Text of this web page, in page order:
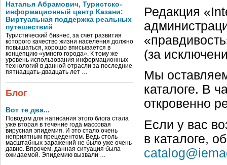
Наталья Абрамович, Туристско-
информационный центр Казани:
Виртуальная поддержка реальных
путешествий
Туристический бизнес, за счет развития
которого качество жизни населения должно
повышаться, хорошо вписывается в
концепцию «умного города». К тому же
уровень использования информационных
технологий в данной отрасли за последние
пятнадцать-двадцать лет …
Блог
Вот те два...
Поводом для написания этого блога стала
уже вторая в течение года массовая
вирусная эпидемия. И это стало очень
неприятным прецедентом. Ведь столь
масштабных заражений не было уже очень
давно. Впрочем, данная ситуация была
ожидаемой. Эпидемию вызвали …
Редакция
(за
Мы
каталоге. В
откровенно
Если у вас
в каталоге,